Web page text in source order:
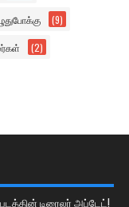
(9)
(2)
டிரைலர் அப்டேட்!